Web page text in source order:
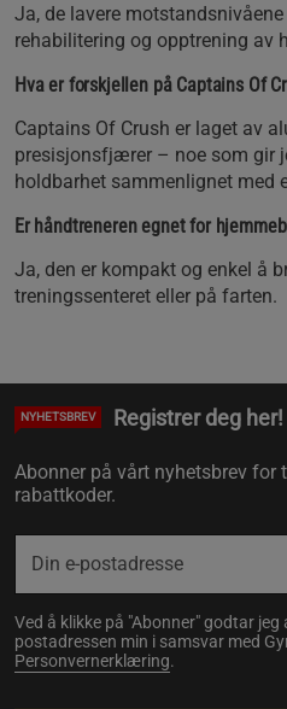
Ja, de lavere
rehabilitering og opptrening av
Hva er forskjellen på Captains Of
Captains Of Crush er laget av
presisjonsfjærer – noe som gir
holdbarhet sammenlignet med
Er håndtreneren egnet for
Ja, den er kompakt og enkel å
treningssenteret eller på farten.
NYHETSBREV Registrer deg her!
Abonner på vårt nyhetsbrev for
rabattkoder.
Ved å klikke på "Abonner" godtar
postadressen min i samsvar med
Personvernerklæring.